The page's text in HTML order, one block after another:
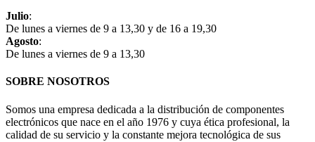
Julio:
De lunes a viernes de 9 a 13,30 y de 16 a 19,30
Agosto:
De lunes a viernes de 9 a 13,30
SOBRE NOSOTROS
Somos una empresa dedicada a la distribución de componentes
electrónicos que nace en el año 1976 y cuya ética profesional, la
calidad de su servicio y la constante mejora tecnológica de sus